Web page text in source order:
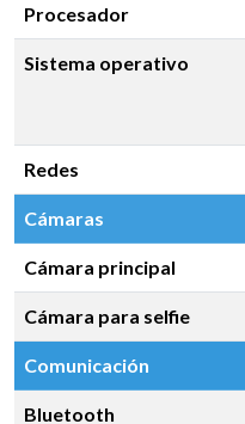
Procesador
Sistema operativo
Redes
Cámaras
Cámara principal
Cámara para selfie
Comunicación
Bluetooth